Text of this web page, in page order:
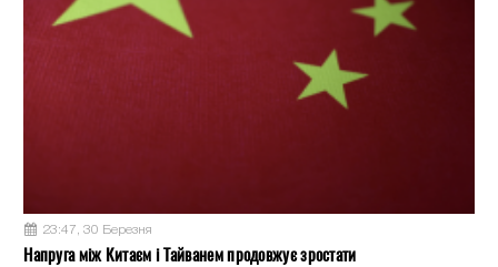
23:47, 30 Березня
Напруга між Китаєм і Тайванем продовжує зростати